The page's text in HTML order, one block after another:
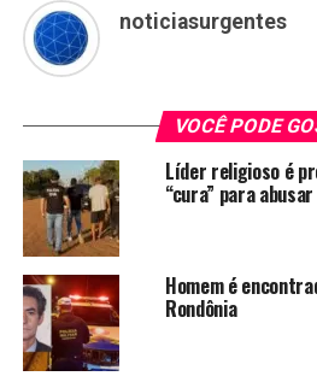
noticiasurgentes
VOCÊ PODE
Líder religioso é
“cura” para
Homem é
Rondônia